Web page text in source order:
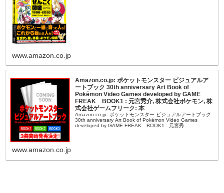
www.amazon.co.jp
Amazon.co.jp: ポケットモンスター ビジュアルア
ートブック 30th anniversary Art Book of
Pokémon Video Games developed by GAME
FREAK BOOK1 : 元宮秀介, 株式会社ポケモン, 株
式会社ゲームフリーク: 本
Amazon.co.jp: ポケットモンスター ビジュアルアートブック
30th anniversary Art Book of Pokémon Video Games
developed by GAME FREAK BOOK1 : 元宮秀
www.amazon.co.jp